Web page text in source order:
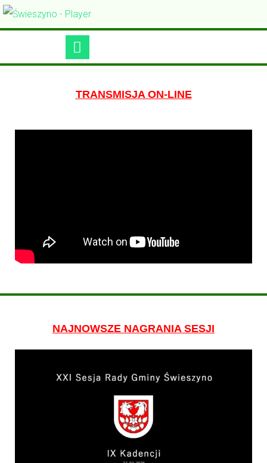
TRANSMISJA ON-LINE
NAJNOWSZE NAGRANIA SESJI